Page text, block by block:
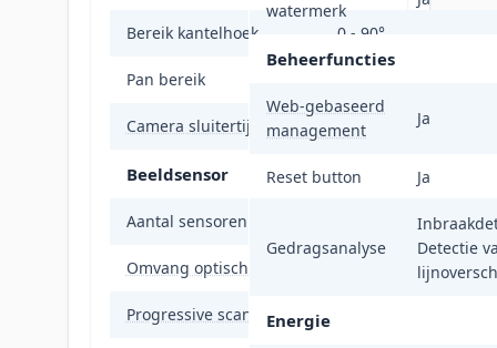
Bereik kantelhoek 0 - 90°
Pan bereik
Camera sluitertijd 1/3 - 1/100000 s
Beeldsensor
Aantal sensoren
Omvang optische sensor 25,4 / 2,7 mm (1 /
Progressive scan
watermerk
Beheerfuncties
Web-gebaseerd
management
Ja
Reset button Ja
Gedragsanalyse
Detectie
Energie